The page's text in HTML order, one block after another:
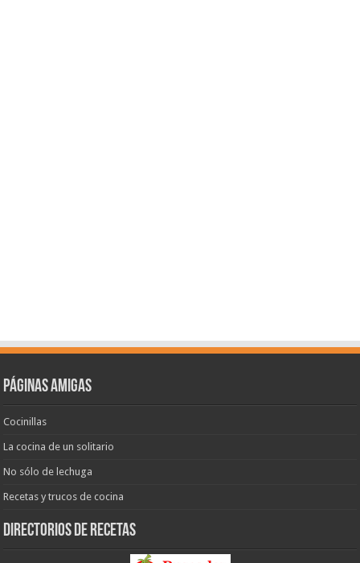
Páginas amigas
Cocinillas
La cocina de un solitario
No sólo de lechuga
Recetas y trucos de cocina
Directorios de recetas